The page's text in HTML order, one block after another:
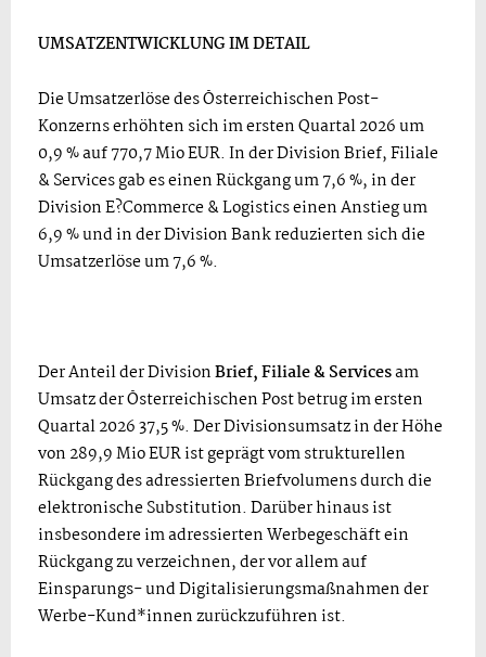
UMSATZENTWICKLUNG IM DETAIL
Die Umsatzerlöse des Österreichischen Post-
Konzerns erhöhten sich im ersten Quartal 2026 um
0,9 % auf 770,7 Mio EUR. In der Division Brief, Filiale
& Services gab es einen Rückgang um 7,6 %, in der
Division E?Commerce & Logistics einen Anstieg um
6,9 % und in der Division Bank reduzierten sich die
Umsatzerlöse um 7,6 %.
Der Anteil der DivisionBrief, Filiale & Servicesam
Umsatz der Österreichischen Post betrug im ersten
Quartal 2026 37,5 %. Der Divisionsumsatz in der Höhe
von 289,9 Mio EUR ist geprägt vom strukturellen
Rückgang des adressierten Briefvolumens durch die
elektronische Substitution. Darüber hinaus ist
insbesondere im adressierten Werbegeschäft ein
Rückgang zu verzeichnen, der vor allem auf
Einsparungs- und Digitalisierungsmaßnahmen der
Werbe-Kund*innen zurückzuführen ist.